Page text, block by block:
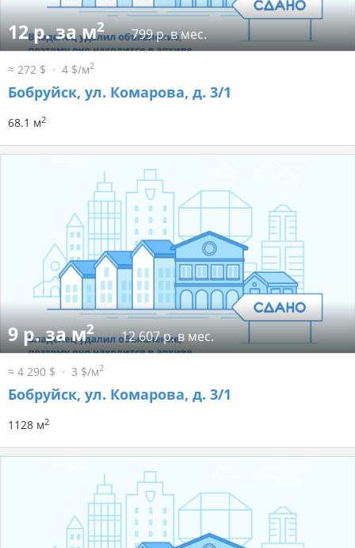
12 р. за м2 799 р. в мес.
≈ 272 $ 4 $/м2
Бобруйск, ул. Комарова, д. 3/1
68.1 м2
9 р. за м2 12 607 р. в мес.
≈ 4 290 $ 3 $/м2
Бобруйск, ул. Комарова, д. 3/1
1128 м2